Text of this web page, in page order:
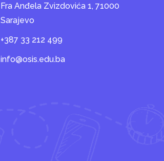
Fra Anđela Zvizdovića 1, 71000
Sarajevo
+387 33 212 499
info@osis.edu.ba